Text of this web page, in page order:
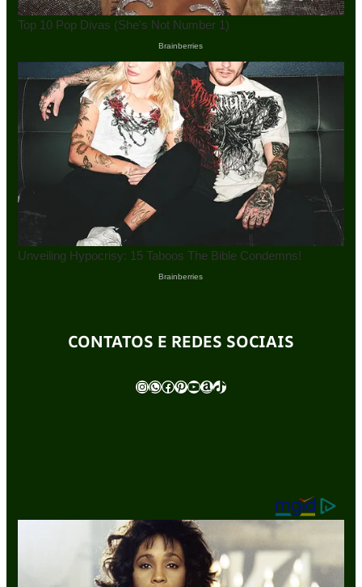
CONTATOS E REDES SOCIAIS
InstagramWhatsApp Facebook Pinterest Youtube Amazon TikTok